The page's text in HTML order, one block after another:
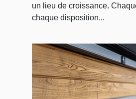
un lieu de croissance.
chaque disposition...